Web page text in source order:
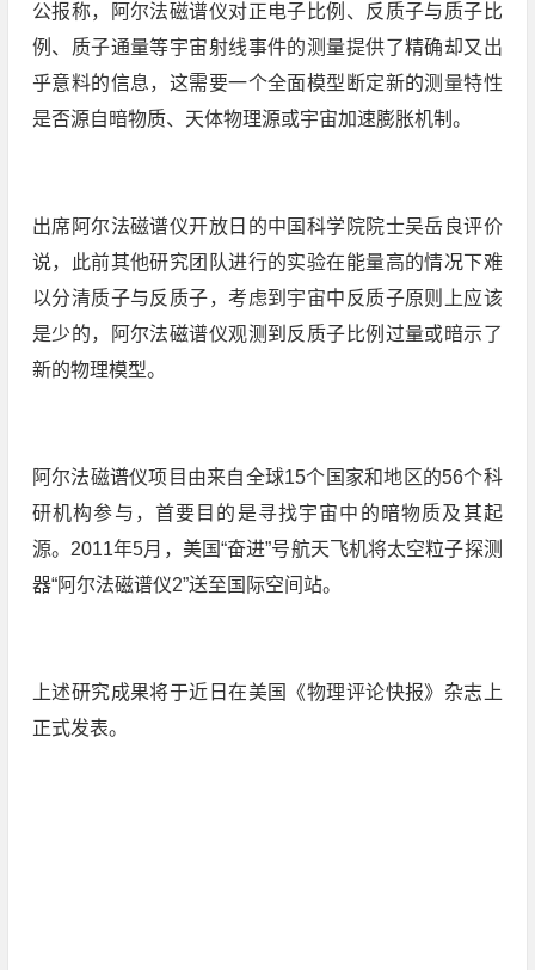
公报称，阿尔法磁谱仪对正电子比例、反质子与质子比
例、质子通量等宇宙射线事件的测量提供了精确却又出
乎意料的信息，这需要一个全面模型断定新的测量特性
是否源自暗物质、天体物理源或宇宙加速膨胀机制。
出席阿尔法磁谱仪开放日的中国科学院院士吴岳良评价
说，此前其他研究团队进行的实验在能量高的情况下难
以分清质子与反质子，考虑到宇宙中反质子原则上应该
是少的，阿尔法磁谱仪观测到反质子比例过量或暗示了
新的物理模型。
阿尔法磁谱仪项目由来自全球15个国家和地区的56个科
研机构参与，首要目的是寻找宇宙中的暗物质及其起
源。2011年5月，美国“奋进”号航天飞机将太空粒子探测
器“阿尔法磁谱仪2”送至国际空间站。
上述研究成果将于近日在美国《物理评论快报》杂志上
正式发表。